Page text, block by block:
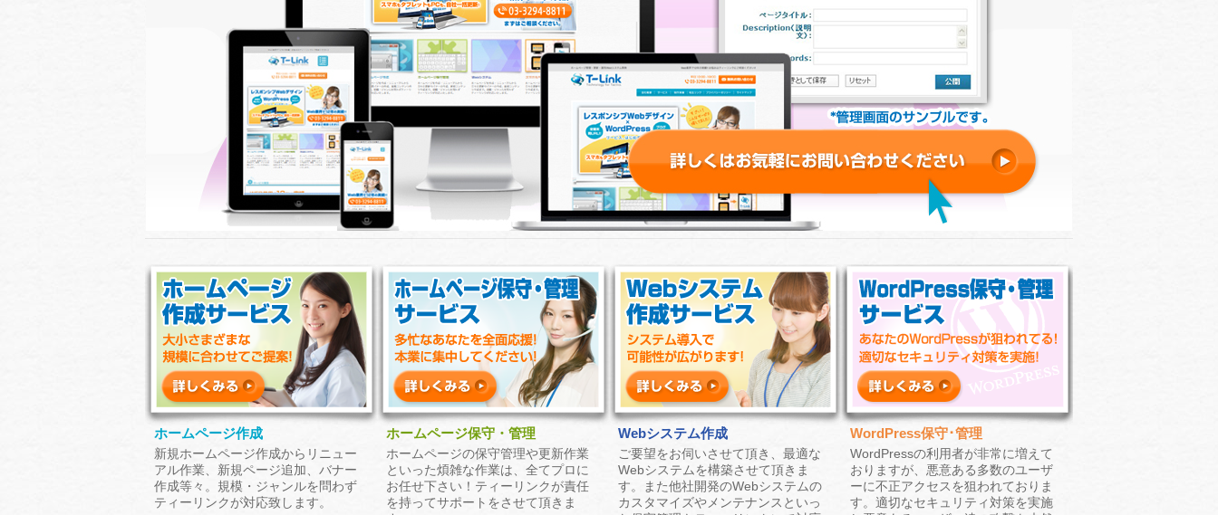
ホームページ作成
新規ホームページ作成からリニュー
アル作業、新規ページ追加、バナー
作成等々。規模・ジャンルを問わず
ティーリンクが対応致します。
ホームページ保守・管理
ホームページの保守管理や更新作業
といった煩雑な作業は、全てプロに
お任せ下さい！ティーリンクが責任
を持ってサポートをさせて頂きま
Webシステム作成
ご要望をお伺いさせて頂き、最適な
Webシステムを構築させて頂きま
す。また他社開発のWebシステムの
カスタマイズやメンテナンスといっ
WordPress保守･管理
WordPressの利用者が非常に増えて
おりますが、悪意ある多数のユーザ
ーに不正アクセスを狙われておりま
す。適切なセキュリティ対策を実施